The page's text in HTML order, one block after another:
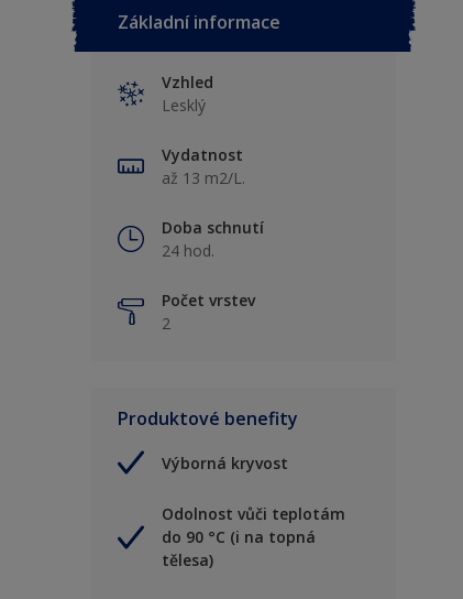
Základní informace
Vzhled
Lesklý
Vydatnost
až 13 m2/L.
Doba schnutí
24 hod.
Počet vrstev
2
Produktové benefity
Výborná kryvost
Odolnost vůči teplotám
do 90 °C (i na topná
tělesa)